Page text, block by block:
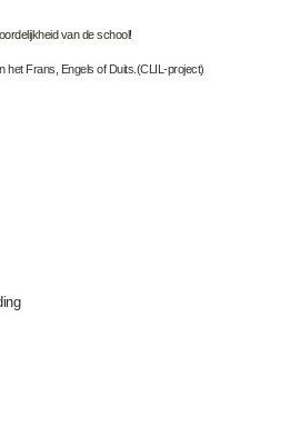
van de school!
het Frans, Engels of Duits.(CLIL-project)